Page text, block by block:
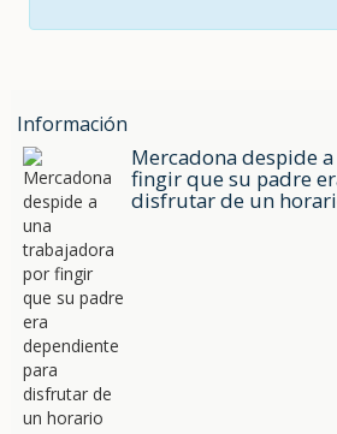
Información
Mercadona despide
fingir que su padre
disfrutar de un